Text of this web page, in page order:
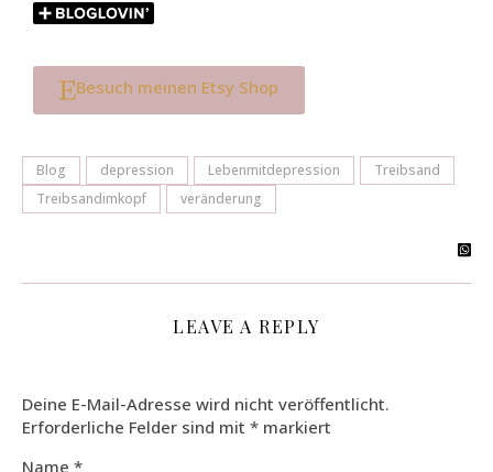
Besuch meinen Etsy Shop
Blog depression Lebenmitdepression
Treibsand
Treibsandimkopf
veränderung
LEAVE A REPLY
Deine E-Mail-Adresse wird nicht veröffentlicht.
Erforderliche Felder sind mit * markiert
Name *